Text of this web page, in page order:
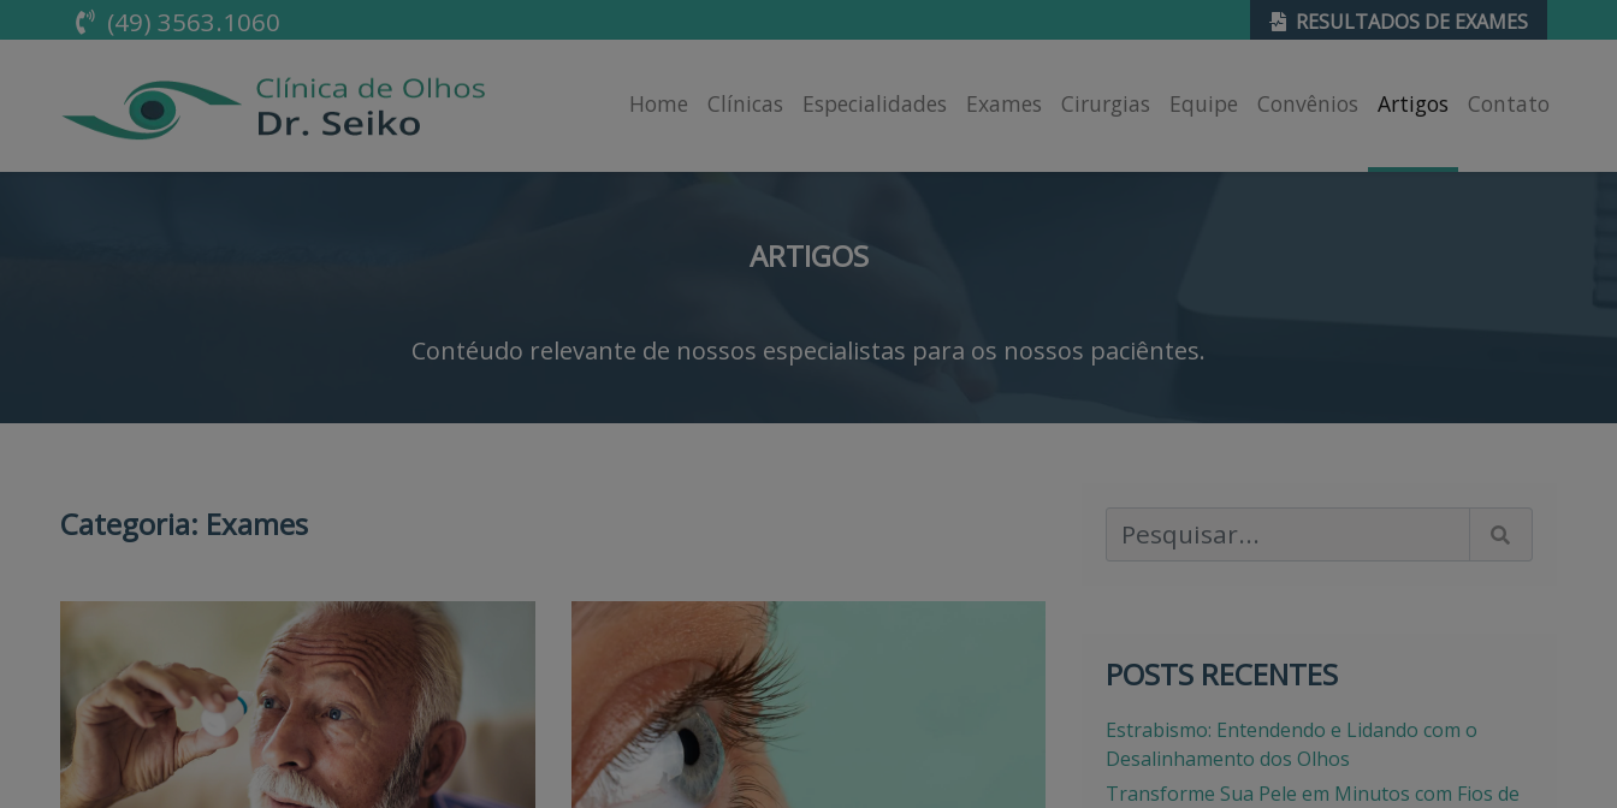
(49) 3563.1060 RESULTADOS DE EXAMES
Home Clínicas Especialidades Exames Cirurgias Equipe Convênios Artigos Contato
ARTIGOS
Contéudo relevante de nossos especialistas para os nossos paciêntes.
Categoria: Exames Pesquisar Artigos
POSTS RECENTES
Estrabismo: Entendendo e Lidando com o
Desalinhamento dos Olhos
Transforme Sua Pele em Minutos com Fios de